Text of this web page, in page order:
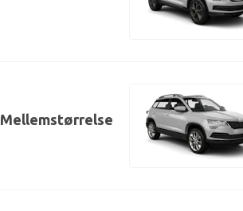
Mellemstørrelse